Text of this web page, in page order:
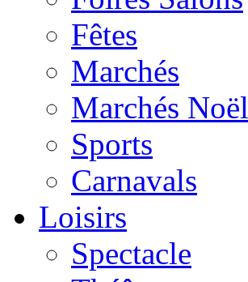
Fêtes
Marchés
Marchés Noël
Sports
Carnavals
Loisirs
Spectacle